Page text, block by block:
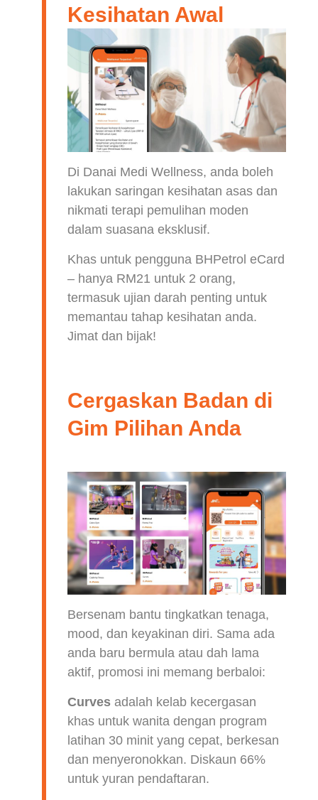
Kesihatan Awal
Di Danai Medi Wellness, anda boleh
lakukan saringan kesihatan asas dan
nikmati terapi pemulihan moden
dalam suasana eksklusif.
Khas untuk pengguna BHPetrol eCard
– hanya RM21 untuk 2 orang,
termasuk ujian darah penting untuk
memantau tahap kesihatan anda.
Jimat dan bijak!
Cergaskan Badan di
Gim Pilihan Anda
Bersenam bantu tingkatkan tenaga,
mood, dan keyakinan diri. Sama ada
anda baru bermula atau dah lama
aktif, promosi ini memang berbaloi:
Curvesadalah kelab kecergasan
khas untuk wanita dengan program
latihan 30 minit yang cepat, berkesan
dan menyeronokkan. Diskaun 66%
untuk yuran pendaftaran.